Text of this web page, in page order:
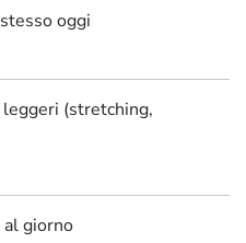
oggi
(stretching,
giorno